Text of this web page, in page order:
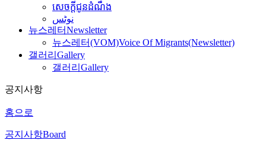
សេចក្តីជូនដំណឹង
نوٹس
뉴스레터Newsletter
뉴스레터(VOM)Voice Of Migrants(Newsletter)
갤러리 Gallery
갤러리 Gallery
공지사항
홈으로
공지사항Board